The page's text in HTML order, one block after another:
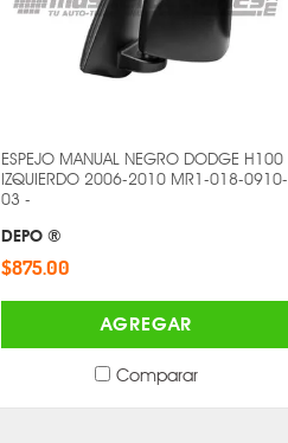
ESPEJO MANUAL NEGRO DODGE H100
IZQUIERDO 2006-2010 MR1-018-0910-
03 -
DEPO ®
$875.00
AGREGAR
Comparar